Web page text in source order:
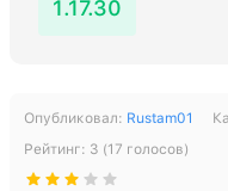
1.17.30
Опубликовал: Rustam01
Рейтинг: 3 (17 голосов)